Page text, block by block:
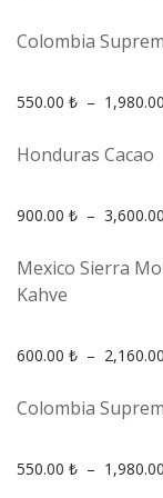
Colombia
550.00 ₺ – 1,980.00
Honduras Cacao
900.00 ₺ – 3,600.00
Mexico Sierra
Kahve
600.00 ₺ – 2,160.00
Colombia
550.00 ₺ – 1,980.00